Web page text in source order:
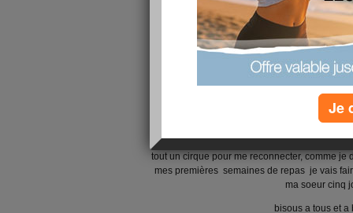
tout un cirque pour me reconnecter, comme je
mes premières semaines de repas je vais
ma soeur cinq
bisous a tous et a
Je